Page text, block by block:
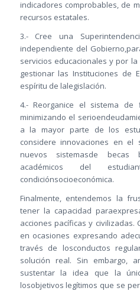
indicadores comprobables, de
recursos estatales.
3.- Cree una
independiente del
servicios educacionales y por
gestionar las Instituciones de
espíritu de lalegislación.
4.- Reorganice el sistema de
minimizando el
a la mayor parte de los
considere innovaciones en
nuevos sistemasde
académicos del
condiciónsocioeconómica.
Finalmente, entendemos la
tener la capacidad
acciones pacíficas y civilizadas.
en ocasiones expresando
través de losconductos
solución real. Sin embargo,
sustentar la idea que la
losobjetivos legítimos que se